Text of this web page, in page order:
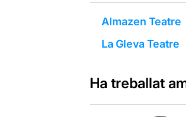
Almazen Teatre
La Gleva Teatre
Ha treballat